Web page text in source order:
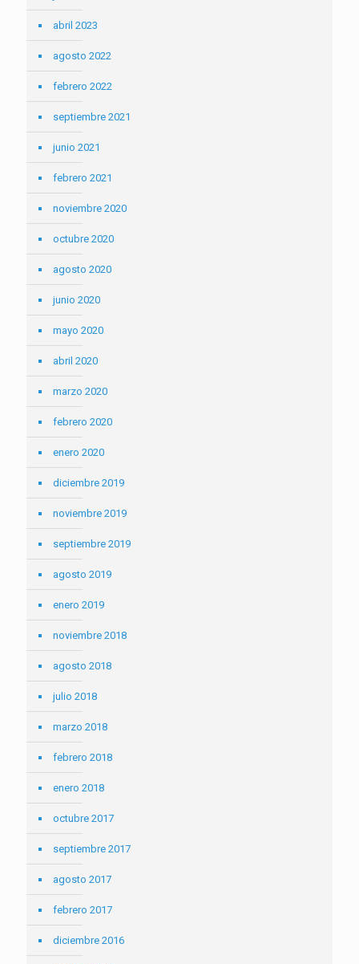
abril 2023
agosto 2022
febrero 2022
septiembre 2021
junio 2021
febrero 2021
noviembre 2020
octubre 2020
agosto 2020
junio 2020
mayo 2020
abril 2020
marzo 2020
febrero 2020
enero 2020
diciembre 2019
noviembre 2019
septiembre 2019
agosto 2019
enero 2019
noviembre 2018
agosto 2018
julio 2018
marzo 2018
febrero 2018
enero 2018
octubre 2017
septiembre 2017
agosto 2017
febrero 2017
diciembre 2016